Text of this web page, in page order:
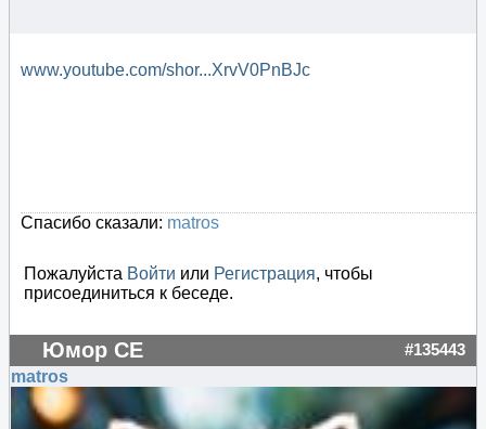
www.youtube.com/shor...XrvV0PnBJc
Спасибо сказали: matros
Пожалуйста Войти или Регистрация, чтобы
присоединиться к беседе.
Юмор СЕ #135443
matros